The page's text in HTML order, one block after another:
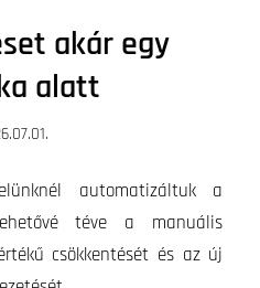
akár egy
alatt
automatizáltuk a
téve a manuális
csökkentését és az új